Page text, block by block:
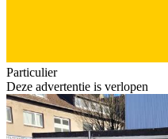
Particulier
Deze advertentie is verlopen